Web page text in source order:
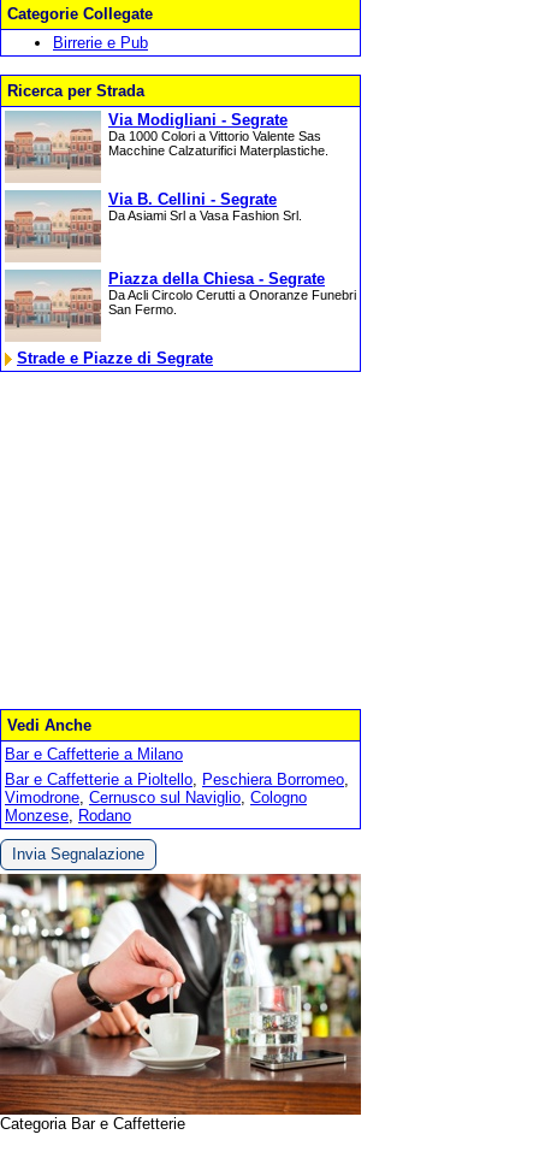
Categorie Collegate
Birrerie e Pub
Ricerca per Strada
Via Modigliani - Segrate
Da 1000 Colori a Vittorio Valente Sas
Macchine Calzaturifici Materplastiche.
Via B. Cellini - Segrate
Da Asiami Srl a Vasa Fashion Srl.
Piazza della Chiesa - Segrate
Da Acli Circolo Cerutti a Onoranze Funebri
San Fermo.
Strade e Piazze di Segrate
Vedi Anche
Bar e Caffetterie a Milano
Bar e Caffetterie a Pioltello, Peschiera Borromeo,
Vimodrone, Cernusco sul Naviglio, Cologno
Monzese, Rodano
Invia Segnalazione
Categoria Bar e Caffetterie